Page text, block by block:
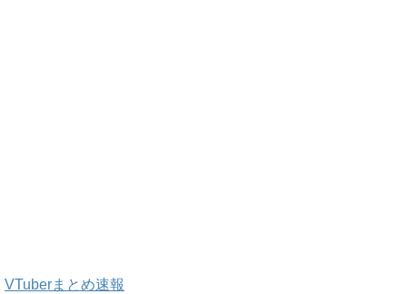
VTuberまとめ速報